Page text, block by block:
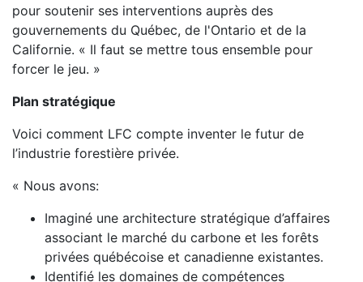
pour soutenir ses interventions auprès des
gouvernements du Québec, de l'Ontario et de la
Californie. « Il faut se mettre tous ensemble pour
forcer le jeu. »
Plan stratégique
Voici comment LFC compte inventer le futur de
l’industrie forestière privée.
« Nous avons:
Imaginé une architecture stratégique d’affaires
associant le marché du carbone et les forêts
privées québécoise et canadienne existantes.
Identifié les domaines de compétences